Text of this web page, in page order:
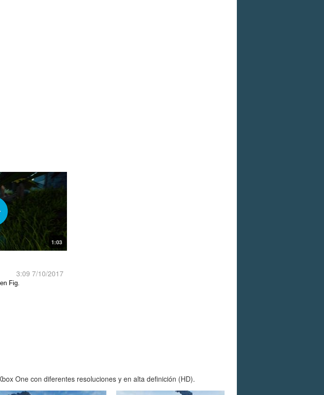
1:03
3:09 7/10/2017
Fig.
One con diferentes resoluciones y en alta definición (HD).